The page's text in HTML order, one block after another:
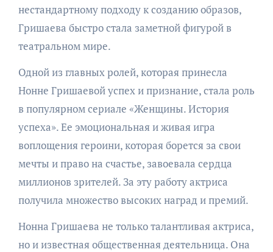
нестандартному подходу к созданию образов,
Гришаева быстро стала заметной фигурой в
театральном мире.
Одной из главных ролей, которая принесла
Нонне Гришаевой успех и признание, стала роль
в популярном сериале «Женщины. История
успеха». Ее эмоциональная и живая игра
воплощения героини, которая борется за свои
мечты и право на счастье, завоевала сердца
миллионов зрителей. За эту работу актриса
получила множество высоких наград и премий.
Нонна Гришаева не только талантливая актриса,
но и известная общественная деятельница. Она